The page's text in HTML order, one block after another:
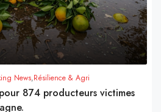
News,Résilience & Agri
874 producteurs victimes